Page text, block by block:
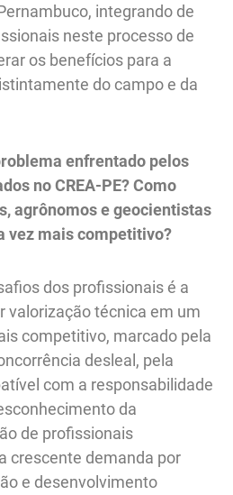
integrando de
neste processo de
os benefícios para a
do campo e da
enfrentado pelos
no CREA-PE? Como
agrônomos e geocientistas
vez mais competitivo?
dos profissionais é a
valorização técnica em um
competitivo, marcado pela
desleal, pela
com a responsabilidade
da
de profissionais
crescente demanda por
e desenvolvimento